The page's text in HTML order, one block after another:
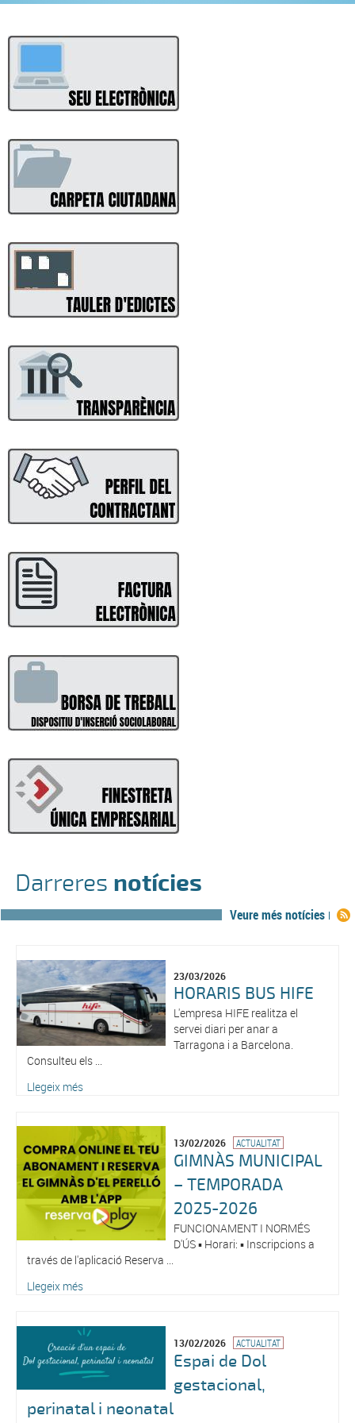
Darreres notícies
Veure més notícies
23/03/2026
HORARIS BUS HIFE
L'empresa HIFE realitza el
servei diari per anar a
Tarragona i a Barcelona.
Consulteu els ...
Llegeix més
13/02/2026 ACTUALITAT
GIMNÀS MUNICIPAL
– TEMPORADA
2025-2026
FUNCIONAMENT I NORMÉS
D'ÚS ▪️ Horari: ▪️ Inscripcions a
través de l'aplicació Reserva ...
Llegeix més
13/02/2026 ACTUALITAT
Espai de Dol
gestacional,
perinatal i neonatal